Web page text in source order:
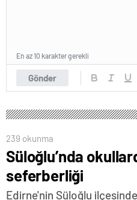
Gönder
En az 10 karakter gerekli
239 okunma
Süloğlu’nda
seferberliği
Edirne'nin Süloğlu